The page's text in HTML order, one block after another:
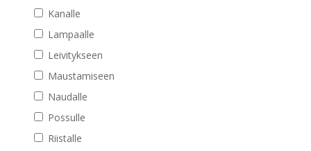
Kanalle
Lampaalle
Leivitykseen
Maustamiseen
Naudalle
Possulle
Riistalle